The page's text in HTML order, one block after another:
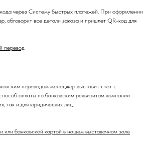
через Систему быстрых платежей. При оформлении
обговорит все детали заказа и пришлет QR-код для
перевод
переводом менеджер выставит счет с
оплаты по банковским реквизитам компании
так и для юридических лиц.
или банковской картой в нашем выставочном зале